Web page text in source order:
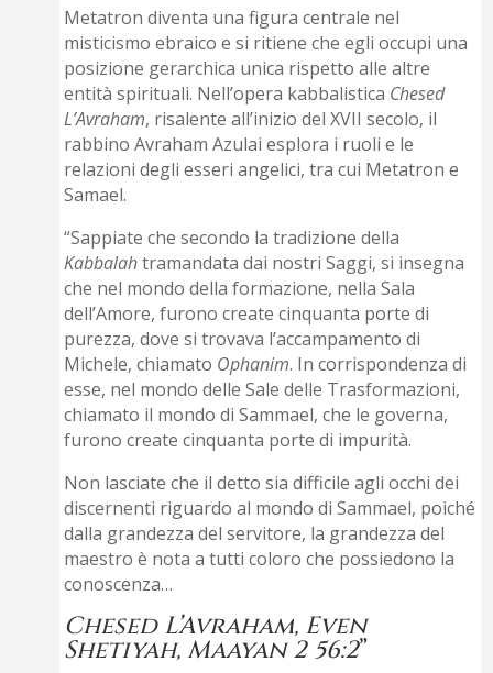
Metatron diventa una figura centrale nel
misticismo ebraico e si ritiene che egli occupi una
posizione gerarchica unica rispetto alle altre
entità spirituali. Nell’opera kabbalistica Chesed
L’Avraham, risalente all’inizio del XVII secolo, il
rabbino Avraham Azulai esplora i ruoli e le
relazioni degli esseri angelici, tra cui Metatron e
Samael.
“Sappiate che secondo la tradizione della
Kabbalahtramandata dai nostri Saggi, si insegna
che nel mondo della formazione, nella Sala
dell’Amore, furono create cinquanta porte di
purezza, dove si trovava l’accampamento di
Michele, chiamato Ophanim. In corrispondenza di
esse, nel mondo delle Sale delle Trasformazioni,
chiamato il mondo di Sammael, che le governa,
furono create cinquanta porte di impurità.
Non lasciate che il detto sia difficile agli occhi dei
discernenti riguardo al mondo di Sammael, poiché
dalla grandezza del servitore, la grandezza del
maestro è nota a tutti coloro che possiedono la
conoscenza…
Chesed L’Avraham, Even
Shetiyah, Maayan 2 56:2”